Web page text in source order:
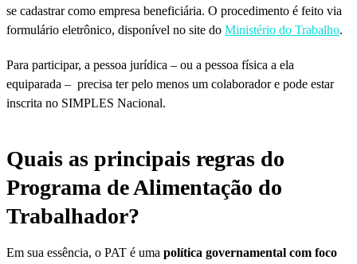
se cadastrar como empresa beneficiária. O procedimento é feito via
formulário eletrônico, disponível no site do Ministério do Trabalho.
Para participar, a pessoa jurídica – ou a pessoa física a ela
equiparada – precisa ter pelo menos um colaborador e pode estar
inscrita no SIMPLES Nacional.
Quais as principais regras do
Programa de Alimentação do
Trabalhador?
Em sua essência, o PAT é uma política governamental com foco